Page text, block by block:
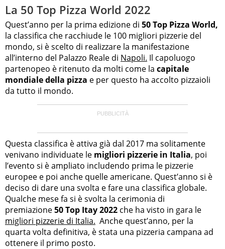
La 50 Top Pizza World 2022
Quest’anno per la prima edizione di 50 Top Pizza World,
la classifica che racchiude le 100 migliori pizzerie del
mondo, si è scelto di realizzare la manifestazione
all’interno del Palazzo Reale di Napoli. Il capoluogo
partenopeo è ritenuto da molti come la capitale
mondiale della pizza e per questo ha accolto pizzaioli
da tutto il mondo.
Questa classifica è attiva già dal 2017 ma solitamente
venivano individuate le migliori pizzerie in Italia, poi
l’evento si è ampliato includendo prima le pizzerie
europee e poi anche quelle americane. Quest’anno si è
deciso di dare una svolta e fare una classifica globale.
Qualche mese fa si è svolta la cerimonia di
premiazione50 Top Itay 2022 che ha visto in gara le
migliori pizzerie di Italia. Anche quest’anno, per la
quarta volta definitiva, è stata una pizzeria campana ad
ottenere il primo posto.